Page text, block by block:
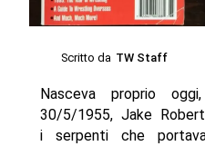
Scritto da TW Staff
Nasceva proprio
30/5/1955, Jake
i serpenti che